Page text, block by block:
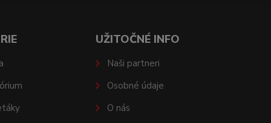
UŽITOČNÉ INFO
Naši partneri
Osobné údaje
O nás